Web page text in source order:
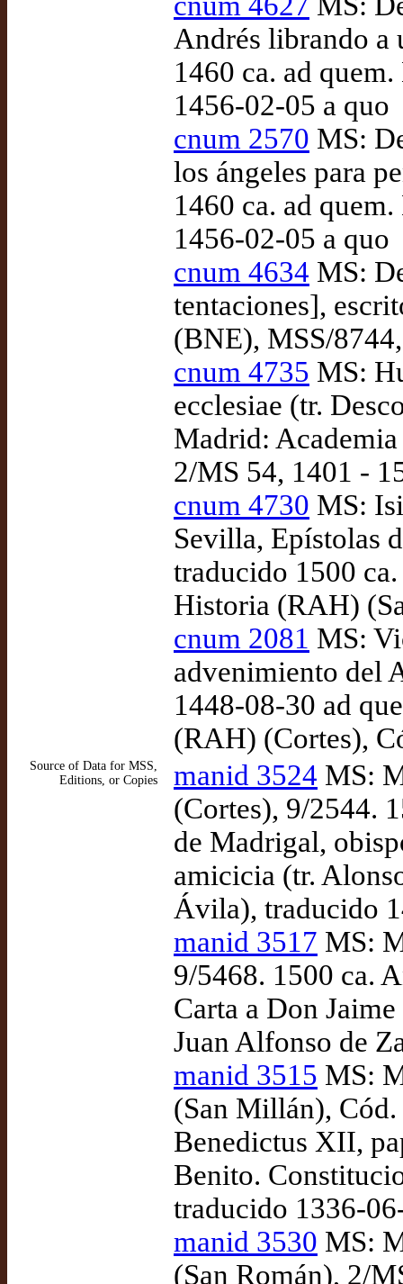
Andrés librando a
1460 ca. ad
1456-02-05 a quo
cnum 2570 MS:
los ángeles para
1460 ca. ad
1456-02-05 a quo
cnum 4634 MS:
tentaciones],
(BNE), MSS/
cnum 4735 MS:
ecclesiae (tr.
Madrid:
2/MS 54, 1401 -
cnum 4730 MS:
Sevilla, Epístolas
traducido 1500
Historia (RAH)
cnum 2081 MS:
advenimiento del
1448-08-30 ad
(RAH) (Cortes),
Source of Data for MSS,
Editions, or Copies
manid 3524 MS:
(Cortes), 9/2544.
de Madrigal,
amicicia (tr.
Ávila), traducido
manid 3517 MS:
9/5468. 1500 ca.
Carta a Don
Juan Alfonso de
manid 3515 MS:
(San Millán),
Benedictus XII,
Benito.
traducido 1336-
manid 3530 MS:
(San Román), 2/